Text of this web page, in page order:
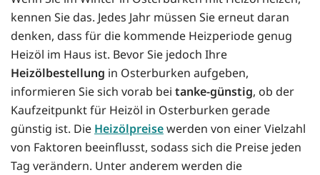
kennen Sie das. Jedes Jahr müssen Sie erneut daran
denken, dass für die kommende Heizperiode genug
Heizöl im Haus ist. Bevor Sie jedoch Ihre
Heizölbestellung in Osterburken aufgeben,
informieren Sie sich vorab bei tanke-günstig, ob der
Kaufzeitpunkt für Heizöl in Osterburken gerade
günstig ist. Die Heizölpreisewerden von einer Vielzahl
von Faktoren beeinflusst, sodass sich die Preise jeden
Tag verändern. Unter anderem werden die